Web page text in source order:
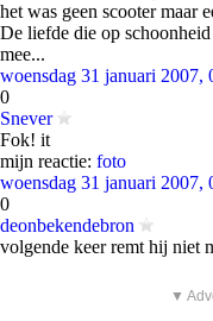
het was geen scooter maar
De liefde die op
mee...
woensdag 31 januari 2007,
0
Snever
Fok! it
mijn reactie: foto
woensdag 31 januari 2007,
0
deonbekendebron
volgende keer remt hij niet
▼